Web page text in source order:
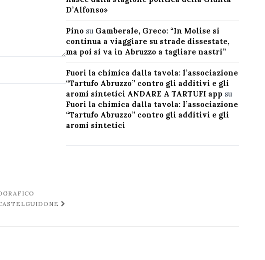
D’Alfonso»
Pinosu Gamberale, Greco: “In Molise si
continua a viaggiare su strade dissestate,
ma poi si va in Abruzzo a tagliare nastri”
Fuori la chimica dalla tavola: l’associazione
“Tartufo Abruzzo” contro gli additivi e gli
aromi sintetici ANDARE A TARTUFI app su
Fuori la chimica dalla tavola: l’associazione
“Tartufo Abruzzo” contro gli additivi e gli
aromi sintetici